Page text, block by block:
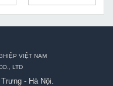
VIỆT NAM
LTD
- Hà Nội.